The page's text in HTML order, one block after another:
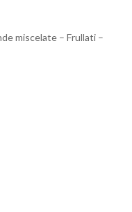
miscelate – Frullati –